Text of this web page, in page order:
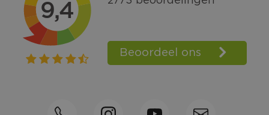
Bel +31570592339
Spaarpunten
Shop the Look
Telefonisch bestellen ook mogelijk